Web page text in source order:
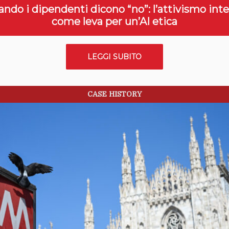
i dipendenti dicono “no”: l’attivismo
come leva per un’AI etica
LEGGI SUBITO
CASE HISTORY